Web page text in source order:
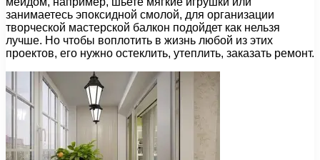
занимаетесь эпоксидной смолой, для организации
творческой мастерской балкон подойдет как нельзя
лучше. Но чтобы воплотить в жизнь любой из этих
проектов, его нужно остеклить, утеплить, заказать ремонт.